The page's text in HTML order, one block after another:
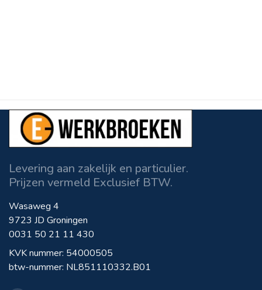
Levering aan zakelijk en particulier.
Prijzen vermeld Exclusief BTW.
Wasaweg 4
9723 JD Groningen
0031 50 21 11 430
KVK nummer: 54000505
btw-nummer: NL851110332.B01